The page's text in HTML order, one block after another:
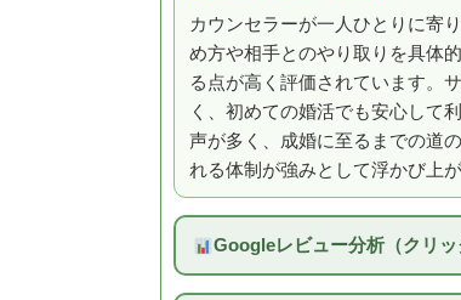
カウンセラーが一人ひとりに寄
め方や相手とのやり取りを具体
る点が高く評価されています。
く、初めての婚活でも安心して
声が多く、成婚に至るまでの道
れる体制が強みとして浮かび上が
Googleレビュー分析（クリッ